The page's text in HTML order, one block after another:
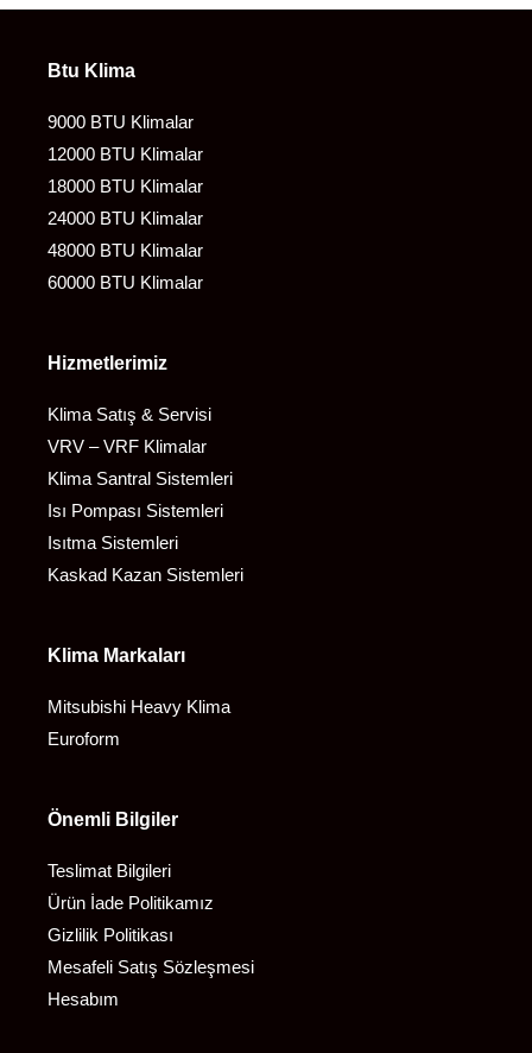
Btu Klima
9000 BTU Klimalar
12000 BTU Klimalar
18000 BTU Klimalar
24000 BTU Klimalar
48000 BTU Klimalar
60000 BTU Klimalar
Hizmetlerimiz
Klima Satış & Servisi
VRV – VRF Klimalar
Klima Santral Sistemleri
Isı Pompası Sistemleri
Isıtma Sistemleri
Kaskad Kazan Sistemleri
Klima Markaları
Mitsubishi Heavy Klima
Euroform
Önemli Bilgiler
Teslimat Bilgileri
Ürün İade Politikamız
Gizlilik Politikası
Mesafeli Satış Sözleşmesi
Hesabım